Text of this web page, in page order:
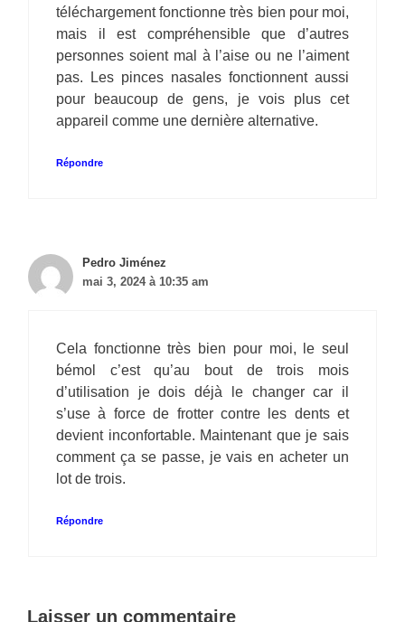
téléchargement fonctionne très bien pour moi,
mais il est compréhensible que d’autres
personnes soient mal à l’aise ou ne l’aiment
pas. Les pinces nasales fonctionnent aussi
pour beaucoup de gens, je vois plus cet
appareil comme une dernière alternative.
Répondre
Pedro Jiménez
mai 3, 2024 à 10:35 am
Cela fonctionne très bien pour moi, le seul
bémol c’est qu’au bout de trois mois
d’utilisation je dois déjà le changer car il
s’use à force de frotter contre les dents et
devient inconfortable. Maintenant que je sais
comment ça se passe, je vais en acheter un
lot de trois.
Répondre
Laisser un commentaire